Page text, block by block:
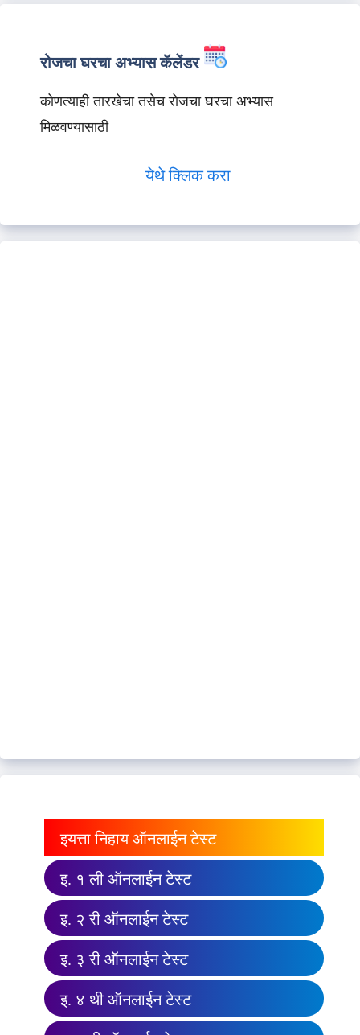
रोजचा घरचा अभ्यास कॅलेंडर
कोणत्याही तारखेचा तसेच रोजचा घरचा अभ्यास
मिळवण्यासाठी
येथे क्लिक करा
इयत्ता निहाय ऑनलाईन टेस्ट
इ. १ ली ऑनलाईन टेस्ट
इ. २ री ऑनलाईन टेस्ट
इ. ३ री ऑनलाईन टेस्ट
इ. ४ थी ऑनलाईन टेस्ट